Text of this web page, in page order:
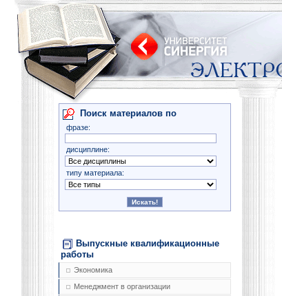
Поиск материалов по
фразе:
дисциплине:
типу материала:
Выпускные квалификационные
работы
Экономика
Менеджмент в организации